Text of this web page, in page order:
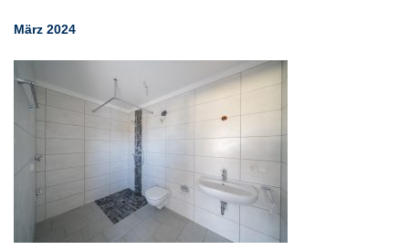
März 2024